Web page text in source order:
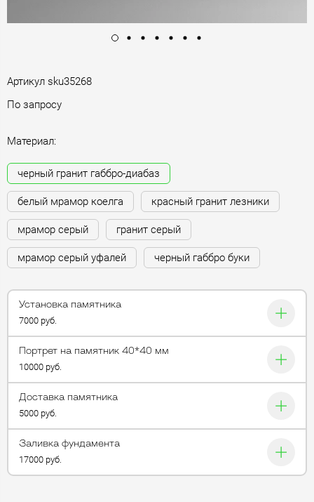
Артикул sku35268
По запросу
Материал:
черный гранит габбро-диабаз
белый мрамор коелга красный гранит лезники
мрамор серый гранит серый
мрамор серый уфалей черный габбро буки
Установка памятника
7000 руб.
Портрет на памятник 40*40 мм
10000 руб.
Доставка памятника
5000 руб.
Заливка фундамента
17000 руб.